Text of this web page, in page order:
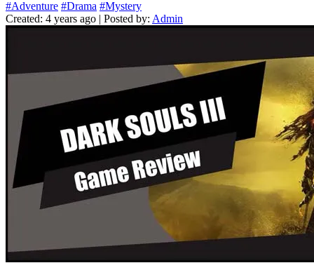
#Adventure #Drama #Mystery
Created: 4 years ago | Posted by: Admin